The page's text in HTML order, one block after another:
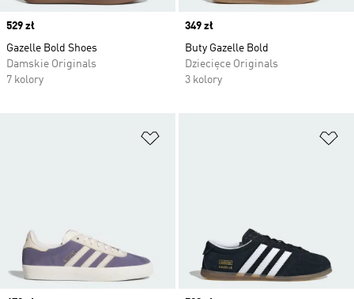
Price
529 zł
Gazelle Bold Shoes
Damskie Originals
7 kolory
Price
349 zł
Buty Gazelle Bold
Dziecięce Originals
3 kolory